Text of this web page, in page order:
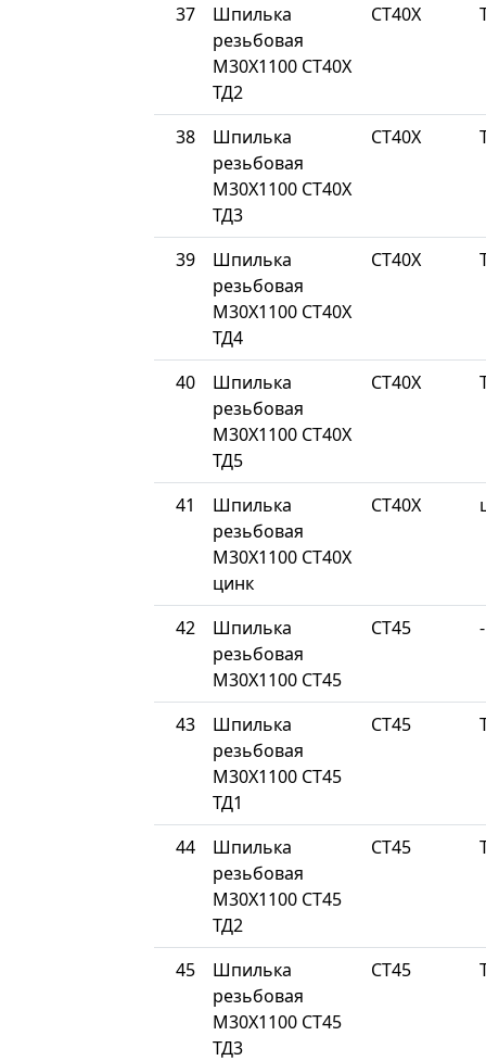
37
Шпилька
резьбовая
М30Х1100 СТ40Х
ТД2
СТ40Х
38
Шпилька
резьбовая
М30Х1100 СТ40Х
ТД3
СТ40Х
39
Шпилька
резьбовая
М30Х1100 СТ40Х
ТД4
СТ40Х
40
Шпилька
резьбовая
М30Х1100 СТ40Х
ТД5
СТ40Х
41
Шпилька
резьбовая
М30Х1100 СТ40Х
цинк
СТ40Х
42
Шпилька
резьбовая
М30Х1100 СТ45
СТ45 -
43
Шпилька
резьбовая
М30Х1100 СТ45
ТД1
СТ45
44
Шпилька
резьбовая
М30Х1100 СТ45
ТД2
СТ45
45
Шпилька
резьбовая
М30Х1100 СТ45
ТД3
СТ45